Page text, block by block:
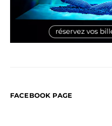
FACEBOOK PAGE